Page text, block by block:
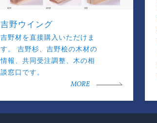
吉野ウイング
吉野材を直接購入いただけま
す。 吉野杉、吉野桧の木材の
情報、共同受注調整、木の相
談窓口です。
MORE